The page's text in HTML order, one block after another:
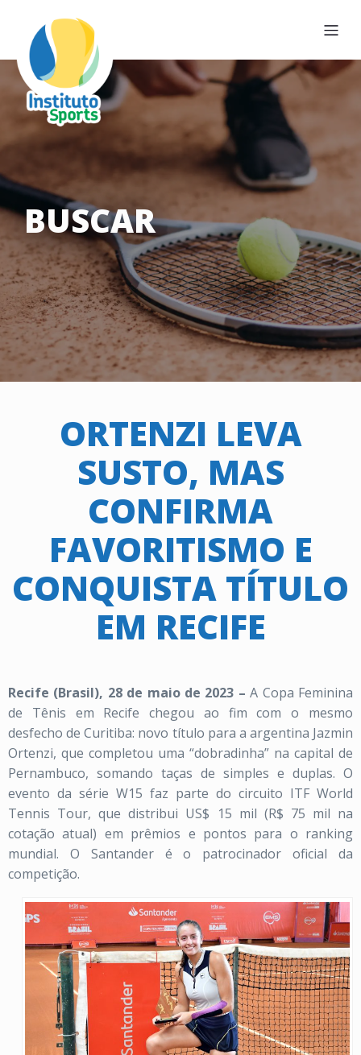
BUSCAR
ORTENZI LEVA
SUSTO, MAS
CONFIRMA
FAVORITISMO E
CONQUISTA TÍTULO
EM RECIFE
Recife (Brasil), 28 de maio de 2023 –A Copa Feminina
de Tênis em Recife chegou ao fim com o mesmo
desfecho de Curitiba: novo título para a argentina Jazmin
Ortenzi, que completou uma “dobradinha” na capital de
Pernambuco, somando taças de simples e duplas. O
evento da série W15 faz parte do circuito ITF World
Tennis Tour, que distribui US$ 15 mil (R$ 75 mil na
cotação atual) em prêmios e pontos para o ranking
mundial. O Santander é o patrocinador oficial da
competição.